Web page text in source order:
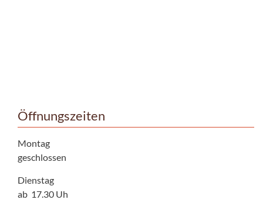
Öffnungszeiten
Montag
geschlossen
Dienstag
ab 17.30 Uh